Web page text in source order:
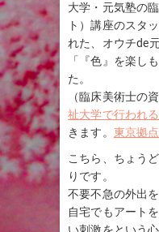
大学・元気塾の
ト）講座のスタ
れた、オウチde
「『色』を楽し
た。
（臨床美術士の
祉大学で行われ
きます。 東京拠
こちら、ちょう
りです。
不要不急の外出
自宅でもアート